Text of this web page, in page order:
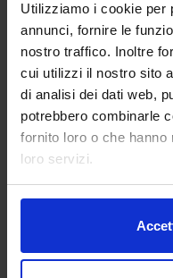
Utilizziamo i cookie per
annunci, fornire le
nostro traffico. Inoltre
cui utilizzi il nostro sito
di analisi dei dati web,
potrebbero combinarle
fornito loro o che
loro servizi.
Potrebbe
Delta vs Escort vs
Test